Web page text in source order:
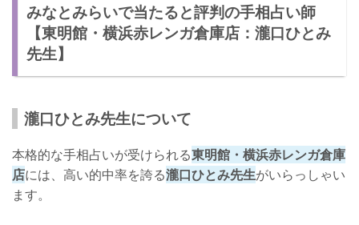
みなとみらいで当たると評判の手相占い師
【東明館・横浜赤レンガ倉庫店：瀧口ひとみ
先生】
瀧口ひとみ先生について
本格的な手相占いが受けられる東明館・横浜赤レンガ倉庫
店には、高い的中率を誇る瀧口ひとみ先生がいらっしゃい
ます。